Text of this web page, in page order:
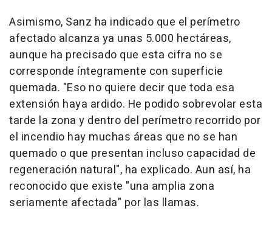
Asimismo, Sanz ha indicado que el perímetro
afectado alcanza ya unas 5.000 hectáreas,
aunque ha precisado que esta cifra no se
corresponde íntegramente con superficie
quemada. "Eso no quiere decir que toda esa
extensión haya ardido. He podido sobrevolar esta
tarde la zona y dentro del perímetro recorrido por
el incendio hay muchas áreas que no se han
quemado o que presentan incluso capacidad de
regeneración natural", ha explicado. Aun así, ha
reconocido que existe "una amplia zona
seriamente afectada" por las llamas.